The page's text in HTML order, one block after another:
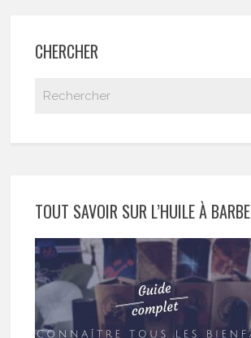
CHERCHER
TOUT SAVOIR SUR L’HUILE À BARBE